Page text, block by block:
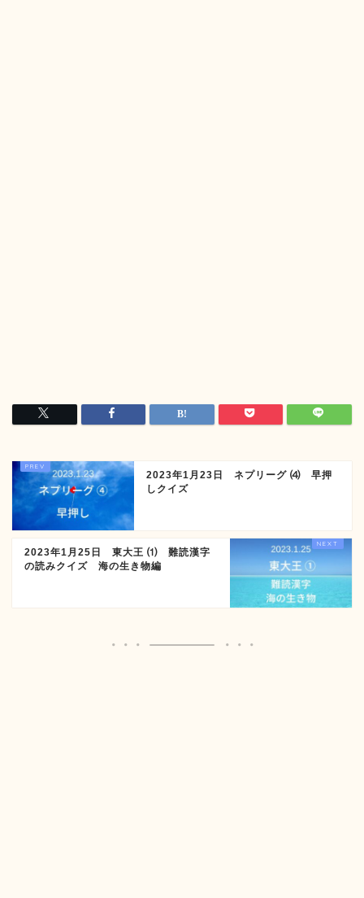
2023年1月23日 ネプリーグ ⑷ 早押
しクイズ
2023年1月25日 東大王 ⑴ 難読漢字
の読みクイズ 海の生き物編